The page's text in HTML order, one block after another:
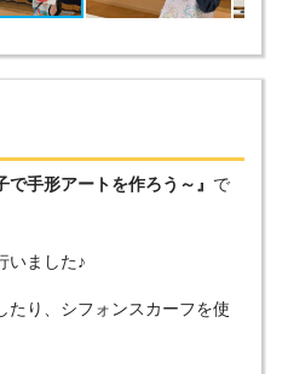
で手形アートを作ろう～』 で
いました♪
たり、シフォンスカーフを使